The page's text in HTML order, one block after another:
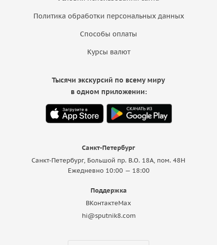
Политика обработки персональных данных
Способы оплаты
Курсы валют
Санкт-Петербург
Санкт-Петербург, Большой пр. В.О. 18A, пом. 48Н
Ежедневно 10:00 — 18:00
Поддержка
ВКонтактеMax
hi@sputnik8.com
Тысячи экскурсий по всему миру
в одном приложении: